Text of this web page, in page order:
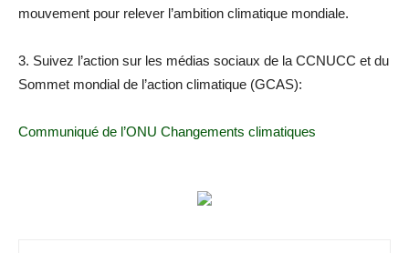
mouvement pour relever l’ambition climatique mondiale.
3. Suivez l’action sur les médias sociaux de la CCNUCC et du
Sommet mondial de l’action climatique (GCAS):
Communiqué de l’ONU Changements climatiques